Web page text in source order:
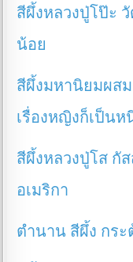
สีผึ้งหลวงปู่โป๊ะ
น้อย
สีผึ้งมหานิยมผส
เรื่องหญิงก็เป็นห
สีผึ้งหลวงปู่โส กั
อเมริกา
ตำนาน สีผึ้ง กร